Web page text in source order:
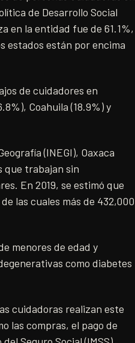
de Desarrollo Social
en la entidad fue de 61.1%,
estados están por encima
de cuidadores en
Coahuila (18.9%) y
(INEGI), Oaxaca
que trabajan sin
En 2019, se estimó que
las cuales más de 432,000
menores de edad y
como diabetes
cuidadoras realizan este
las compras, el pago de